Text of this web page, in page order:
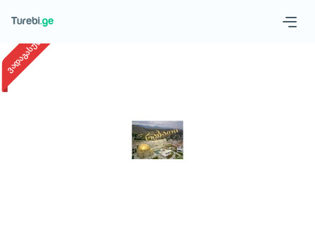
მოითხოვე ტური
ვადაგასული